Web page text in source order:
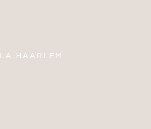
HAARLEM